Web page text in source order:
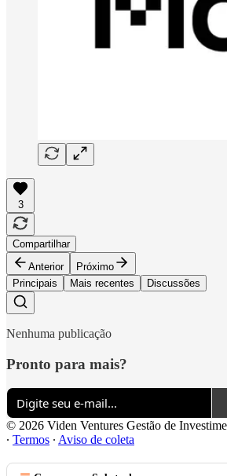
3
Compartilhar
Anterior
Próximo
Principais
Mais recentes Discussões
Nenhuma publicação
Pronto para mais?
© 2026 Viden Ventures Gestão de
∙ Termos ∙ Aviso de coleta